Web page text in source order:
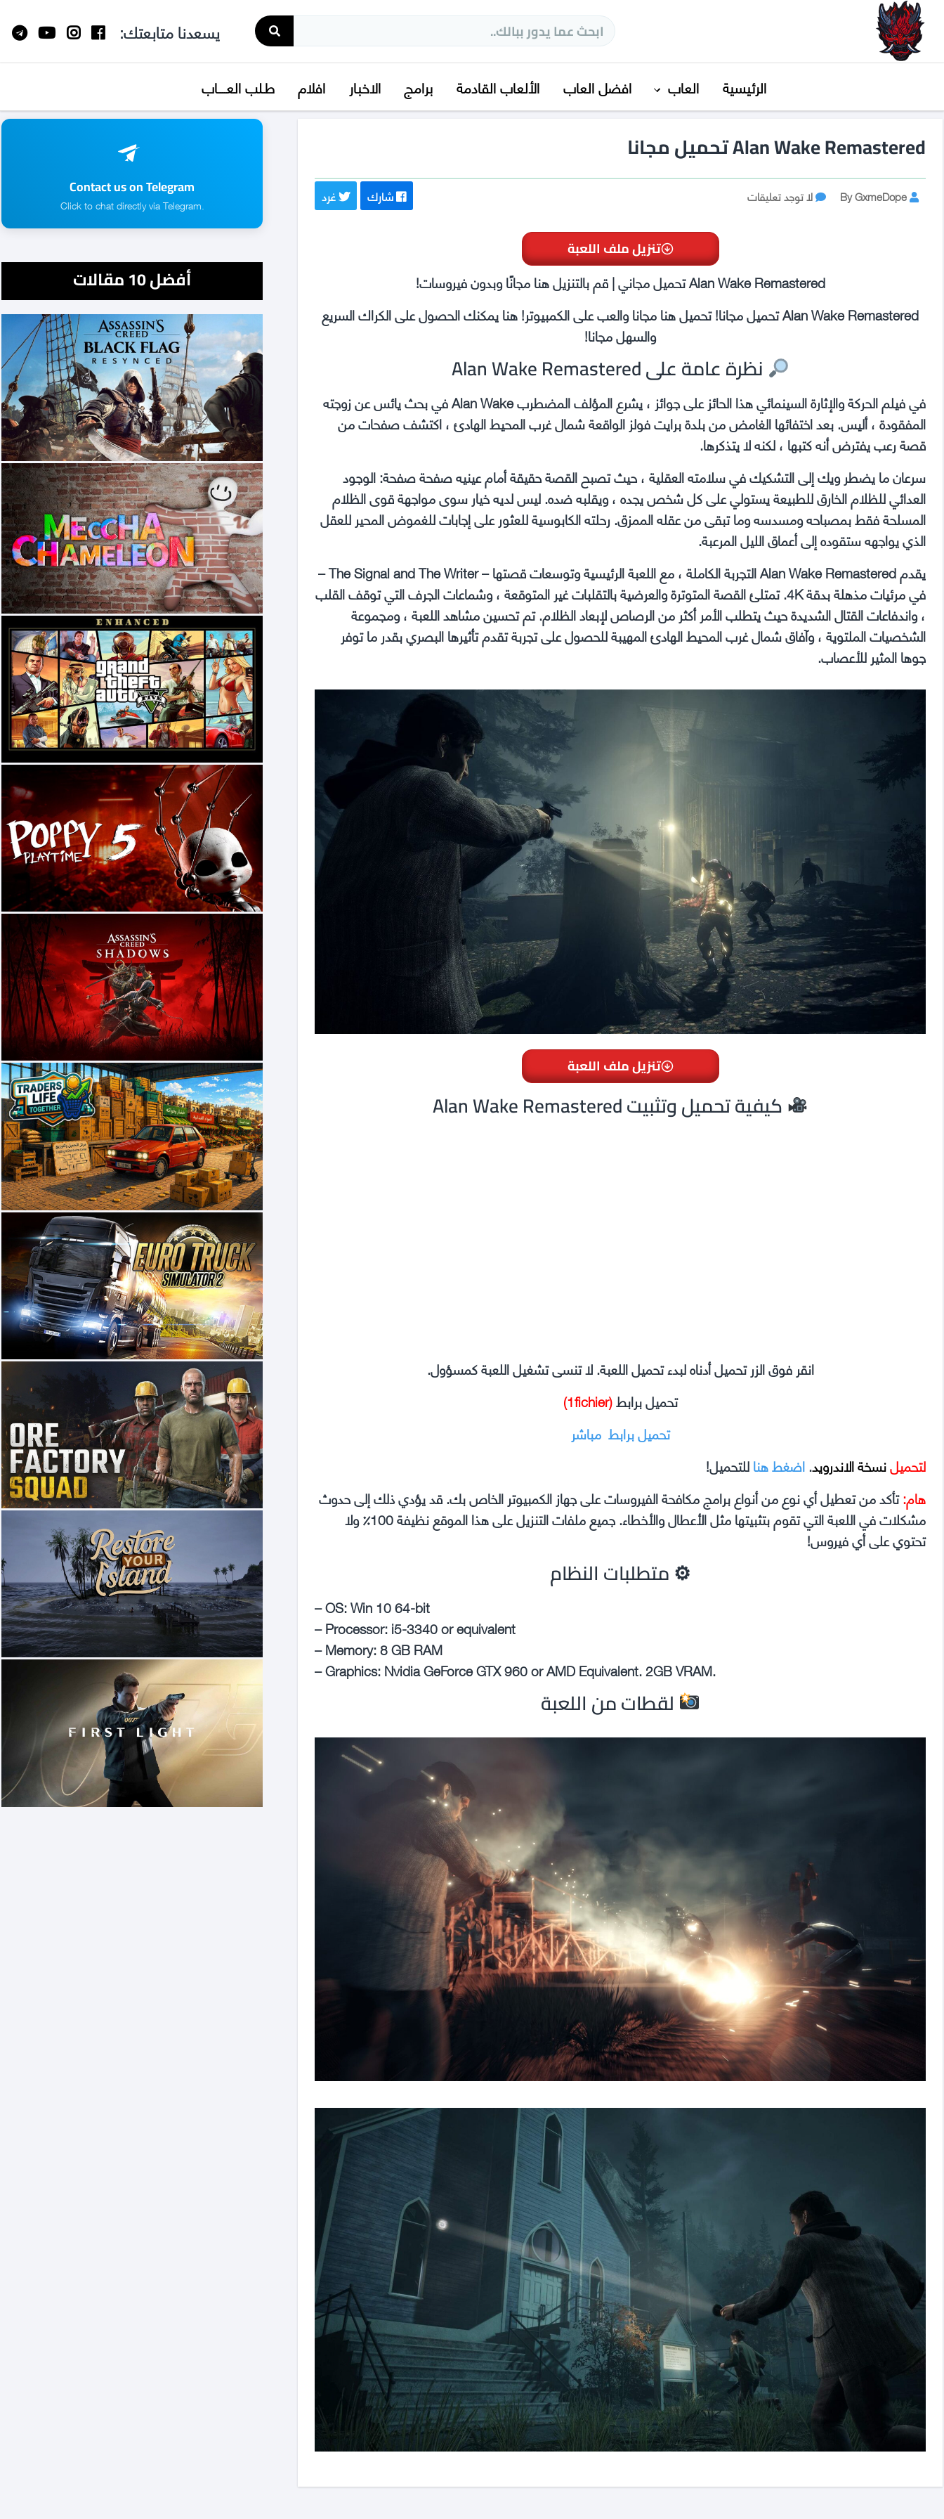
يسعدنا متابعتك:
الرئيسية العاب افضل العاب الألعاب القادمة برامج الاخبار افلام طـلب العــــاب
Alan Wake Remastered تحميل مجانا
Post
By GxmeDope لا توجد تعليقاتعلى
Remastered
مجانا
شارك غرد
تنزيل ملف اللعبة
Alan Wake Remastered تحميل مجاني | قم بالتنزيل هنا مجانًا وبدون فيروسات!
Alan Wake Remastered تحميل مجانا! تحميل هنا مجانا والعب على الكمبيوتر! هنا يمكنك الحصول على الكراك السريع
والسهل مجانا!
نظرة عامة على Alan Wake Remastered
في فيلم الحركة والإثارة السينمائي هذا الحائز على جوائز ، يشرع المؤلف المضطرب Alan Wake في بحث يائس عن زوجته
المفقودة ، أليس. بعد اختفائها الغامض من بلدة برايت فولز الواقعة شمال غرب المحيط الهادئ ، اكتشف صفحات من
قصة رعب يفترض أنه كتبها ، لكنه لا يتذكرها.
سرعان ما يضطر ويك إلى التشكيك في سلامته العقلية ، حيث تصبح القصة حقيقة أمام عينيه صفحة صفحة: الوجود
العدائي للظلام الخارق للطبيعة يستولي على كل شخص يجده ، ويقلبه ضده. ليس لديه خيار سوى مواجهة قوى الظلام
المسلحة فقط بمصباحه ومسدسه وما تبقى من عقله الممزق. رحلته الكابوسية للعثور على إجابات للغموض المحير للعقل
الذي يواجهه ستقوده إلى أعماق الليل المرعبة.
يقدم Alan Wake Remastered التجربة الكاملة ، مع اللعبة الرئيسية وتوسعات قصتها – The Signal and The Writer –
في مرئيات مذهلة بدقة 4K. تمتلئ القصة المتوترة والعرضية بالتقلبات غير المتوقعة ، وشماعات الجرف التي توقف القلب
، واندفاعات القتال الشديدة حيث يتطلب الأمر أكثر من الرصاص لإبعاد الظلام. تم تحسين مشاهد اللعبة ، ومجموعة
الشخصيات الملتوية ، وآفاق شمال غرب المحيط الهادئ المهيبة للحصول على تجربة تقدم تأثيرها البصري بقدر ما توفر
جوها المثير للأعصاب.
تنزيل ملف اللعبة
انقر فوق الزر تحميل أدناه لبدء تحميل اللعبة. لا تنسى تشغيل اللعبة كمسؤول.
تحميل برابط(1fichier)
تحميل برابط مباشر
لتحميلنسخة الاندرويد.اضغط هناللتحميل!
هام:تأكد من تعطيل أي نوع من أنواع برامج مكافحة الفيروسات على جهاز الكمبيوتر الخاص بك. قد يؤدي ذلك إلى حدوث
مشكلات في اللعبة التي تقوم بتثبيتها مثل الأعطال والأخطاء. جميع ملفات التنزيل على هذا الموقع نظيفة 100٪ ولا
تحتوي على أي فيروس!
⚙متطلبات النظام
– OS: Win 10 64-bit
– Processor: i5-3340 or equivalent
– Memory: 8 GB RAM
– Graphics: Nvidia GeForce GTX 960 or AMD Equivalent. 2GB VRAM.
لقطات من اللعبة
Contact us on Telegram
.Click to chat directly via Telegram
أفضل 10 مقالات